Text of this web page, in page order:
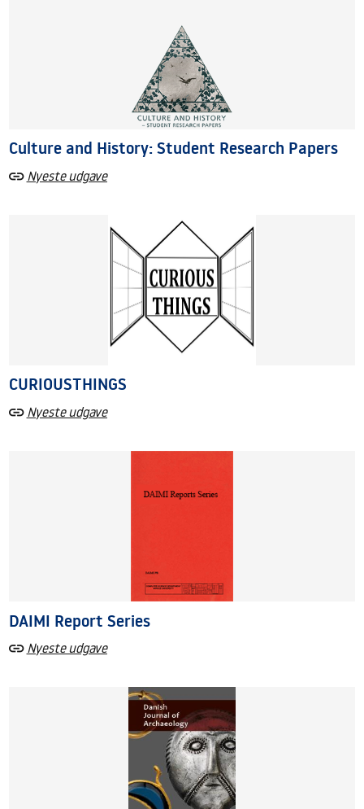
Culture and History: Student Research Papers
Nyeste udgave
CURIOUSTHINGS
Nyeste udgave
DAIMI Report Series
Nyeste udgave